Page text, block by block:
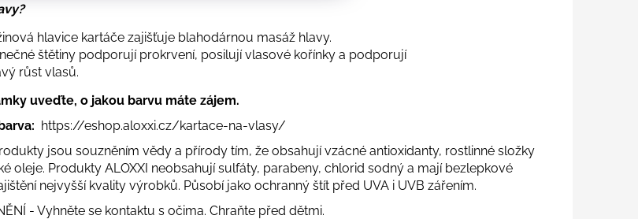
hlavice kartáče zajišťuje blahodárnou masáž hlavy.
štětiny podporují prokrvení, posilují vlasové kořínky a podporují
růst vlasů.
uveďte, o jakou barvu máte zájem.
https://eshop.aloxxi.cz/kartace-na-vlasy/
jsou souzněním vědy a přírody tím, že obsahují vzácné antioxidanty, rostlinné složky
oleje. Produkty ALOXXI neobsahují sulfáty, parabeny, chlorid sodný a mají bezlepkové
nejvyšší kvality výrobků. Působí jako ochranný štít před UVA i UVB zářením.
- Vyhněte se kontaktu s očima. Chraňte před dětmi.